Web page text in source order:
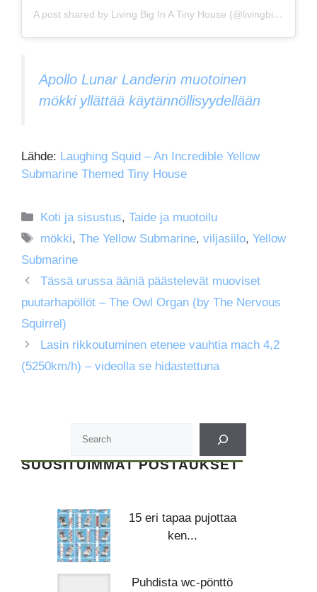
A post shared by Living Big In A Tiny House (@livingbiginatinyhouse)
Apollo Lunar Landerin muotoinen
mökki yllättää käytännöllisyydellään
Lähde: Laughing Squid – An Incredible Yellow
Submarine Themed Tiny House
Kategoriat
Koti ja sisustus,Taide ja muotoilu
Avainsanat
mökki,The Yellow Submarine,viljasiilo,Yellow
Submarine
Tässä urussa ääniä päästelevät muoviset
puutarhapöllöt – The Owl Organ (by The Nervous
Squirrel)
Lasin rikkoutuminen etenee vauhtia mach 4,2
(5250km/h) – videolla se hidastettuna
SUOSITUIMMAT POSTAUKSET
15 eri tapaa pujottaa
ken...
Puhdista wc-pönttö